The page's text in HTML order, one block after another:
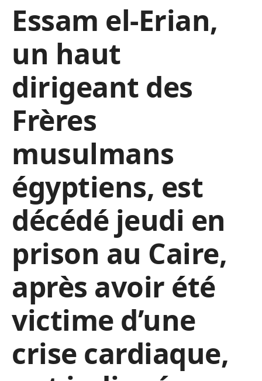
Essam el-Erian,
un haut
dirigeant des
Frères
musulmans
égyptiens, est
décédé jeudi en
prison au Caire,
après avoir été
victime d’une
crise cardiaque,